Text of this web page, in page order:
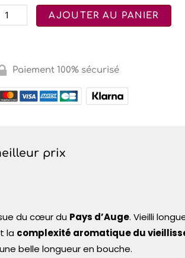
AJOUTER AU PANIER
Paiement 100% sécurisé
prix
du cœur du Pays d’Auge. Vieilli
la complexité aromatique du
belle longueur en bouche.